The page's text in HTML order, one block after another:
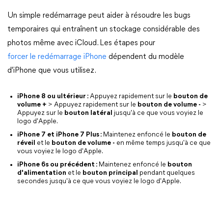
Un simple redémarrage peut aider à résoudre les bugs
temporaires qui entraînent un stockage considérable des
photos même avec iCloud. Les étapes pour
forcer le redémarrage iPhone dépendent du modèle
d'iPhone que vous utilisez.
iPhone 8 ou ultérieur : Appuyez rapidement sur le bouton de
volume + > Appuyez rapidement sur le bouton de volume - >
Appuyez sur le bouton latéral jusqu'à ce que vous voyiez le
logo d'Apple.
iPhone 7 et iPhone 7 Plus : Maintenez enfoncé le bouton de
réveil et le bouton de volume - en même temps jusqu'à ce que
vous voyiez le logo d'Apple.
iPhone 6s ou précédent : Maintenez enfoncé le bouton
d'alimentation et le bouton principal pendant quelques
secondes jusqu'à ce que vous voyiez le logo d'Apple.